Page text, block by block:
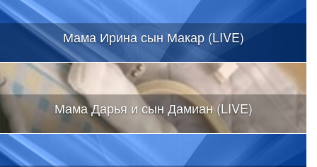
Мама Ирина сын Макар (LIVE)
Мама Дарья и сын Дамиан (LIVE)